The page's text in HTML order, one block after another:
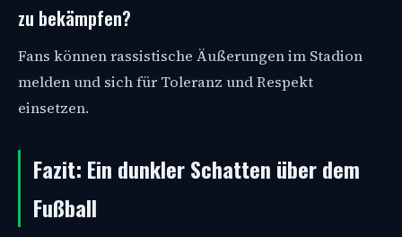
zu bekämpfen?
Fans können rassistische Äußerungen im Stadion
melden und sich für Toleranz und Respekt
einsetzen.
Fazit: Ein dunkler Schatten über dem
Fußball